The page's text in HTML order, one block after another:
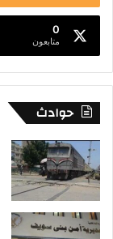
0
متابعون
حوادث